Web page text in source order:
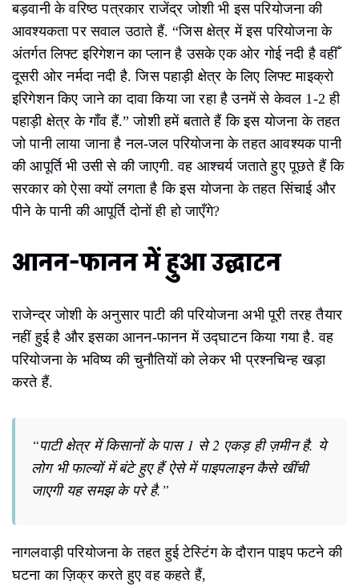
बड़वानी के वरिष्ठ पत्रकार राजेंद्र जोशी भी इस परियोजना की
आवश्यकता पर सवाल उठाते हैं. “जिस क्षेत्र में इस परियोजना के
अंतर्गत लिफ्ट इरिगेशन का प्लान है उसके एक ओर गोई नदी है वहीँ
दूसरी ओर नर्मदा नदी है. जिस पहाड़ी क्षेत्र के लिए लिफ्ट माइक्रो
इरिगेशन किए जाने का दावा किया जा रहा है उनमें से केवल 1-2 ही
पहाड़ी क्षेत्र के गाँव हैं.” जोशी हमें बताते हैं कि इस योजना के तहत
जो पानी लाया जाना है नल-जल परियोजना के तहत आवश्यक पानी
की आपूर्ति भी उसी से की जाएगी. वह आश्चर्य जताते हुए पूछते हैं कि
सरकार को ऐसा क्यों लगता है कि इस योजना के तहत सिंचाई और
पीने के पानी की आपूर्ति दोनों ही हो जाएँगे?
आनन-फानन में हुआ उद्घाटन
राजेन्द्र जोशी के अनुसार पाटी की परियोजना अभी पूरी तरह तैयार
नहीं हुई है और इसका आनन-फानन में उद्घाटन किया गया है. वह
परियोजना के भविष्य की चुनौतियों को लेकर भी प्रश्नचिन्ह खड़ा
करते हैं.
“पाटी क्षेत्र में किसानों के पास 1 से 2 एकड़ ही ज़मीन है. ये
लोग भी फाल्यों में बंटे हुए हैं ऐसे में पाइपलाइन कैसे खींची
जाएगी यह समझ के परे है.”
नागलवाड़ी परियोजना के तहत हुई टेस्टिंग के दौरान पाइप फटने की
घटना का ज़िक्र करते हुए वह कहते हैं,